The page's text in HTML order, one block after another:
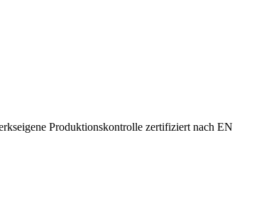
Produktionskontrolle zertifiziert nach EN